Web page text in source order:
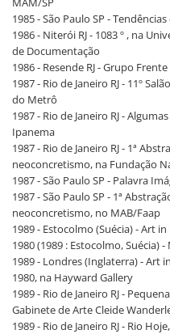
1985 - São Paulo SP -
1986 - Niterói RJ - 1083 º , na
de Documentação
1986 - Resende RJ - Grupo
1987 - Rio de Janeiro RJ - 11º
do Metrô
1987 - Rio de Janeiro RJ -
Ipanema
1987 - Rio de Janeiro RJ - 1ª
neoconcretismo, na Fundação
1987 - São Paulo SP - Palavra
1987 - São Paulo SP - 1ª
neoconcretismo, no MAB/Faap
1989 - Estocolmo (Suécia) - Art
1980 (1989 : Estocolmo, Suécia)
1989 - Londres (Inglaterra) - Art
1980, na Hayward Gallery
1989 - Rio de Janeiro RJ -
Gabinete de Arte Cleide
1989 - Rio de Janeiro RJ - Rio